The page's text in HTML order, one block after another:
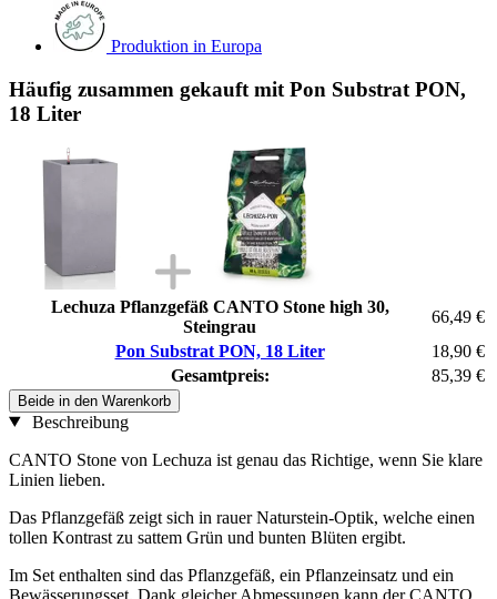
Produktion in Europa
Häufig zusammen gekauft mit Pon Substrat PON,
18 Liter
Lechuza Pflanzgefäß CANTO Stone high 30,
Steingrau
66,49 €
Pon Substrat PON, 18 Liter
18,90 €
Gesamtpreis:
85,39 €
Beide in den Warenkorb
Beschreibung
CANTO Stone von Lechuza ist genau das Richtige, wenn Sie klare
Linien lieben.
Das Pflanzgefäß zeigt sich in rauer Naturstein-Optik, welche einen
tollen Kontrast zu sattem Grün und bunten Blüten ergibt.
Im Set enthalten sind das Pflanzgefäß, ein Pflanzeinsatz und ein
Bewässerungsset. Dank gleicher Abmessungen kann der CANTO